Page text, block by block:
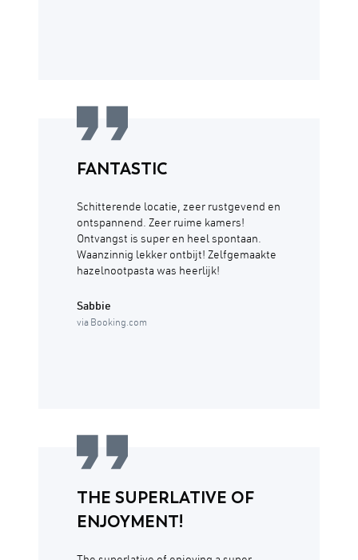
FANTASTIC
Schitterende locatie, zeer rustgevend en
ontspannend. Zeer ruime kamers!
Ontvangst is super en heel spontaan.
Waanzinnig lekker ontbijt! Zelfgemaakte
hazelnootpasta was heerlijk!
Sabbie
via Booking.com
THE SUPERLATIVE OF
ENJOYMENT!